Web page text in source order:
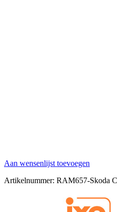
Aan wensenlijst toevoegen
Artikelnummer: RAM657-Skoda